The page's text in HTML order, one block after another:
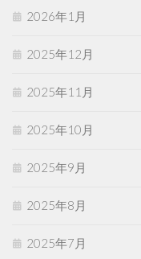
2026年1月
2025年12月
2025年11月
2025年10月
2025年9月
2025年8月
2025年7月